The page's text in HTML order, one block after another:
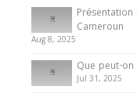
Tout ce que
d’Afrique des
10 May 2024
Internationales
Cameroun
Aug 8, 2025
Que peut-
Jul 31, 2025